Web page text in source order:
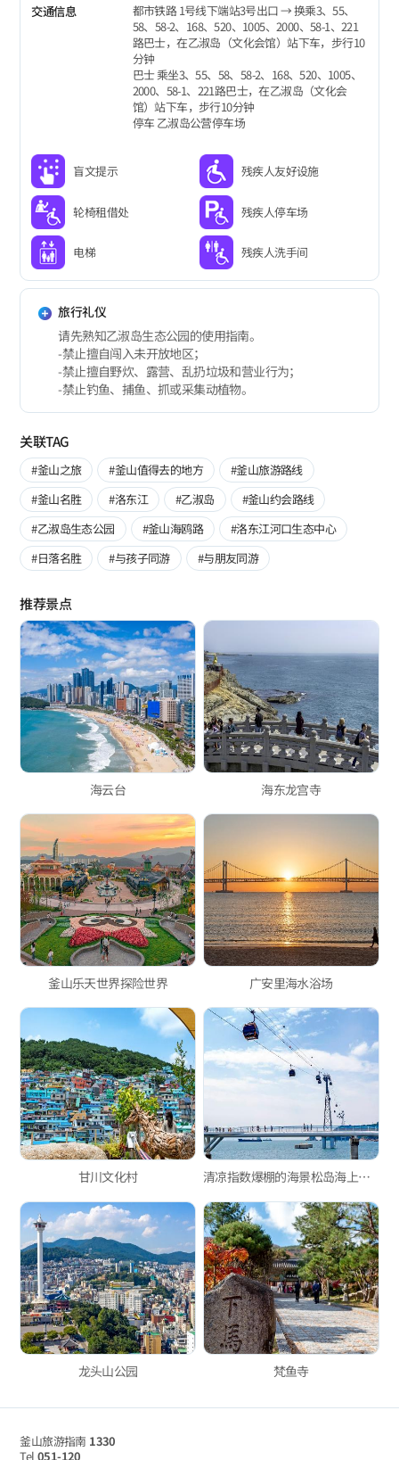
交通信息
都市铁路 1号线下端站3号出口 → 换乘3、55、
58、58-2、168、520、1005、2000、58-1、221
路巴士，在乙淑岛（文化会馆）站下车，步行10
分钟
巴士 乘坐3、55、58、58-2、168、520、1005、
2000、58-1、221路巴士，在乙淑岛（文化会
馆）站下车，步行10分钟
停车 乙淑岛公营停车场
盲文提示 残疾人友好设施
轮椅租借处 残疾人停车场
电梯 残疾人洗手间
旅行礼仪
请先熟知乙淑岛生态公园的使用指南。
-禁止擅自闯入未开放地区；
-禁止擅自野炊、露营、乱扔垃圾和营业行为；
-禁止钓鱼、捕鱼、抓或采集动植物。
关联TAG
#釜山之旅 #釜山值得去的地方
#釜山旅游路线
#釜山名胜
#洛东江 #乙淑岛
#釜山约会路线
#乙淑岛生态公园
#釜山海鸥路
#洛东江河口生态中心
#日落名胜
#与孩子同游 #与朋友同游
推荐景点
海云台 海东龙宫寺
釜山乐天世界探险世界 广安里海水浴场
甘川文化村 清凉指数爆棚的海景松岛海上缆车！
龙头山公园 梵鱼寺
釜山旅游指南 1330
Tel 051-120